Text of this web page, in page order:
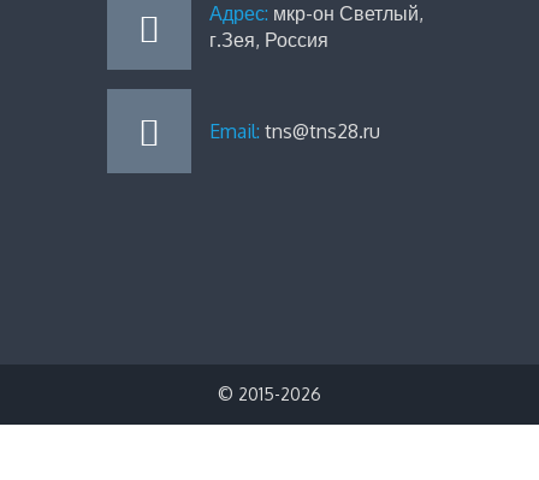
Адрес: мкр-он Светлый,
г.Зея, Россия
Email: tns@tns28.ru
© 2015-2026